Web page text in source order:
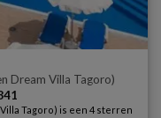
Dream Villa Tagoro)
Tagoro) is een 4 sterren